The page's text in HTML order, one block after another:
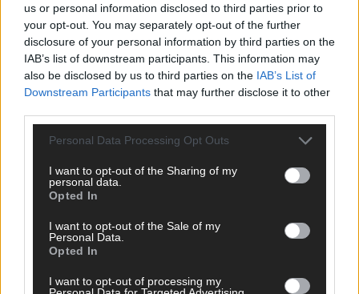
us or personal information disclosed to third parties prior to
your opt-out. You may separately opt-out of the further
disclosure of your personal information by third parties on the
IAB’s list of downstream participants. This information may
also be disclosed by us to third parties on the IAB’s List of
Downstream Participants that may further disclose it to other
Personal Data Processing Opt Outs
I want to opt-out of the Sharing of my
personal data.
Opted In
I want to opt-out of the Sale of my
Personal Data.
Opted In
I want to opt-out of processing my
DIREKT ZUM THEMA
Politik & Co
Money Matters
Brainpower